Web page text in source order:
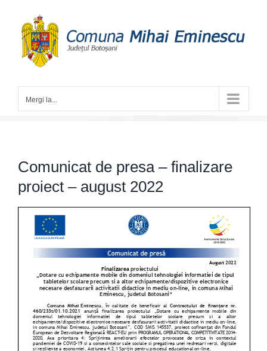
content
Mergi la...
Comunicat de presa – finalizare
proiect – august 2022